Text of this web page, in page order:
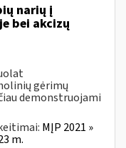
narių į
bei akcizų
gėrimų
demonstruojami
MĮP 2021 »
m.